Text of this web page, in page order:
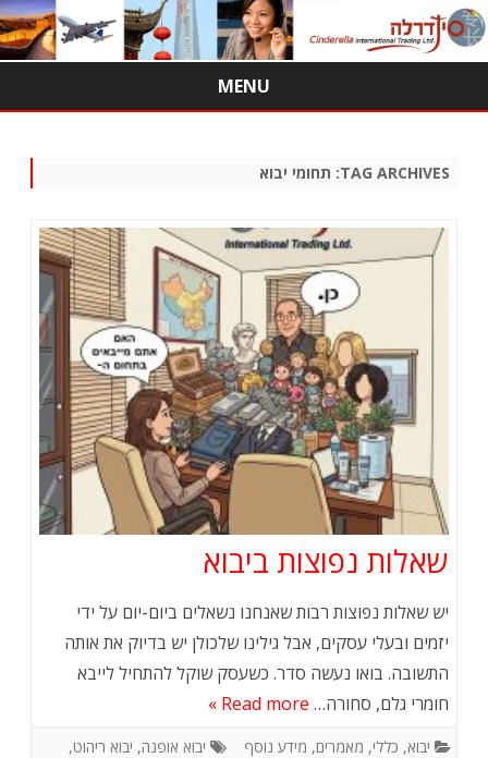
MENU
TAG ARCHIVES: תחומי יבוא
שאלות נפוצות ביבוא
יש שאלות נפוצות רבות שאנחנו נשאלים ביום-יום על ידי
יזמים ובעלי עסקים, אבל גילינו שלכולן יש בדיוק את אותה
התשובה. בואו נעשה סדר. כשעסק שוקל להתחיל לייבא
חומרי גלם, סחורה… Read more »
יבוא, כללי, מאמרים, מידע נוסף יבוא אופנה, יבוא ריהוט,